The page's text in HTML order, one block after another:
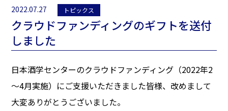
2022.07.27 トピックス
クラウドファンディングのギフトを送付
しました
日本酒学センターのクラウドファンディング（2022年2
～4月実施）にご支援いただきました皆様、改めまして
大変ありがとうございました。